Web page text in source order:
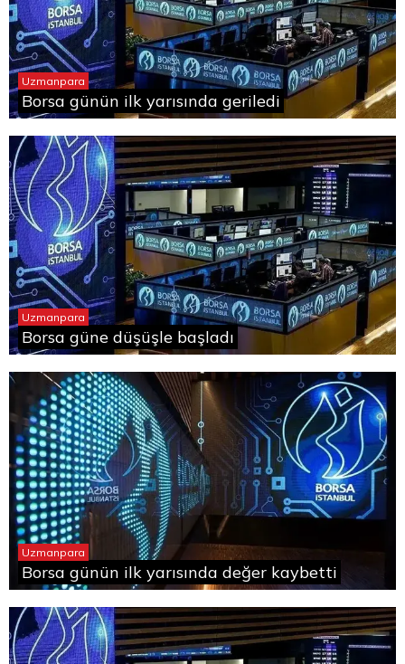
Uzmanpara
Borsa günün ilk yarısında geriledi
Uzmanpara
Borsa güne düşüşle başladı
Uzmanpara
Borsa günün ilk yarısında değer kaybetti